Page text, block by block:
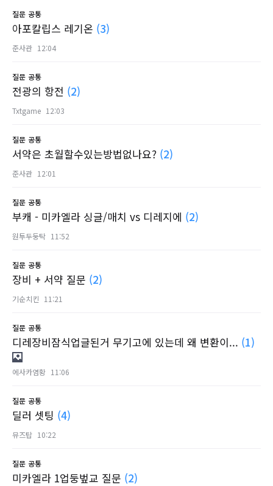
질문 공통
아포칼립스 레기온 (3)
준사관 12:04
질문 공통
전광의 항전 (2)
Txtgame 12:03
질문 공통
서약은 초월할수있는방법없나요? (2)
준사관 12:01
질문 공통
부캐 - 미카엘라 싱글/매치 vs 디레지에 (2)
원투두둥탁 11:52
질문 공통
장비 + 서약 질문 (2)
기순치킨 11:21
질문 공통
디레장비잠식업글된거 무기고에 있는데 왜 변환이... (1)
에사카염황 11:06
질문 공통
딜러 셋팅 (4)
뮤즈탑 10:22
질문 공통
미카엘라 1업둥벞교 질문 (2)